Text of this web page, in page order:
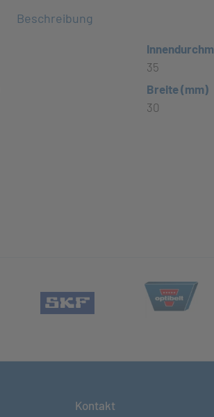
Beschreibung
35
Breite (mm)
30
(öffnet in neuem Tab)
Kontakt